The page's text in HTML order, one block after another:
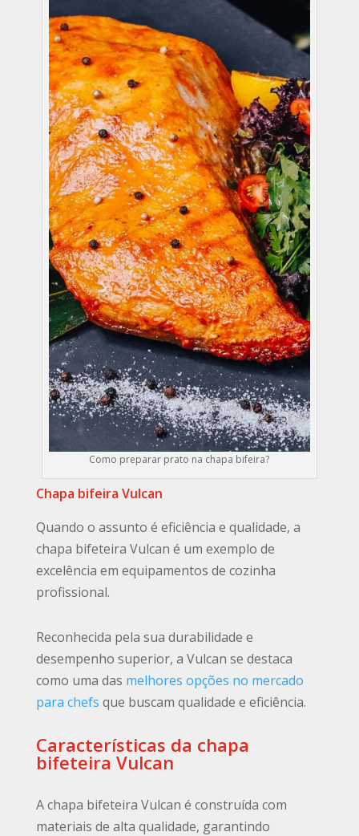
Como preparar prato na chapa bifeira?
Chapa bifeira Vulcan
Quando o assunto é eficiência e qualidade, a
chapa bifeteira Vulcan é um exemplo de
excelência em equipamentos de cozinha
profissional.
Reconhecida pela sua durabilidade e
desempenho superior, a Vulcan se destaca
como uma das melhores opções no mercado
para chefs que buscam qualidade e eficiência.
Características da chapa
bifeteira Vulcan
A chapa bifeteira Vulcan é construída com
materiais de alta qualidade, garantindo